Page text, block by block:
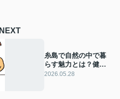
NEXT
糸島で自然の中で暮
らす魅力とは？健康
メリットや日々の変
2026.05.28